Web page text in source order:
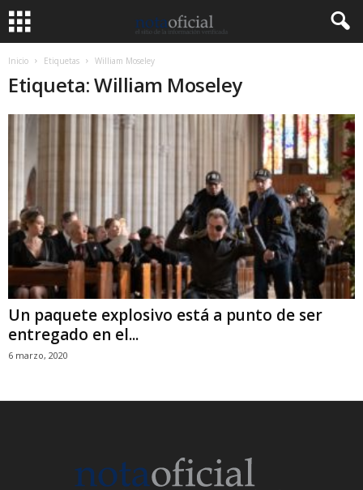
Inicio Etiquetas William Moseley
Etiqueta: William Moseley
Un paquete explosivo está a punto de ser
entregado en el...
6 marzo, 2020